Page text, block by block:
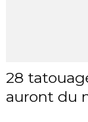
28
auront du